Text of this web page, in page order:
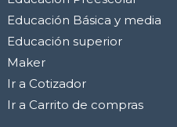
Educación Básica y media
Educación superior
Maker
Ir a Cotizador
Ir a Carrito de compras